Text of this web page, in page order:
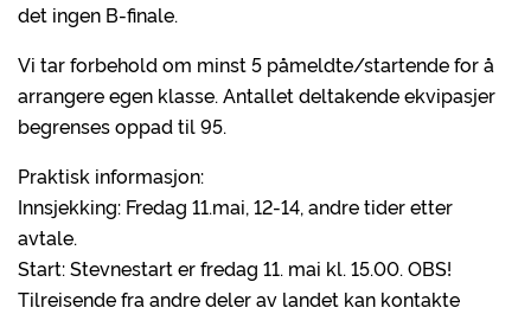
det ingen B-finale.
Vi tar forbehold om minst 5 påmeldte/startende for å
arrangere egen klasse. Antallet deltakende ekvipasjer
begrenses oppad til 95.
Praktisk informasjon:
Innsjekking: Fredag 11.mai, 12-14, andre tider etter
avtale.
Start: Stevnestart er fredag 11. mai kl. 15.00. OBS!
Tilreisende fra andre deler av landet kan kontakte